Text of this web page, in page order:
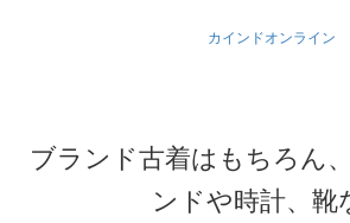
カインドオンライン
ブランド古着はもちろん
ンドや時計、靴